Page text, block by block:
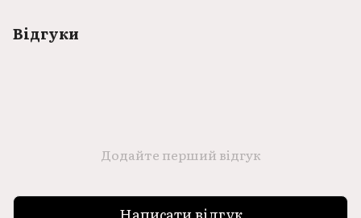
Відгуки
Додайте перший відгук